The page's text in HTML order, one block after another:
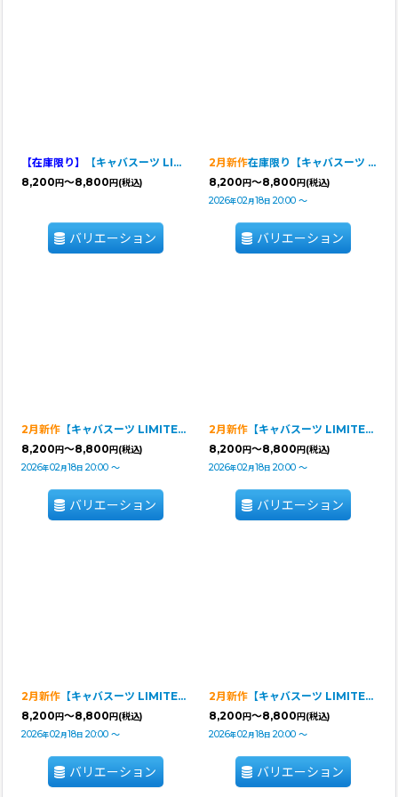
【在庫限り】
【キャバスーツ LIMITED】MANGA STREET（マンガストリート）
8,200円～8,800円(税込)
バリエーション
2月新作在庫限り【キャバスーツ LIMITED】Airy SMOCK：ZEBRA・BROWN
8,200円～8,800円(税込)
2026年02月18日 20:00 ～
バリエーション
2月新作 【キャバスーツ LIMITED】Airy SMOCK：ZEBRA・BLACK
8,200円～8,800円(税込)
2026年02月18日 20:00 ～
バリエーション
2月新作 【キャバスーツ LIMITED】Airy SMOCK：WHITE
8,200円～8,800円(税込)
2026年02月18日 20:00 ～
バリエーション
2月新作 【キャバスーツ LIMITED】Airy SMOCK：PINK
8,200円～8,800円(税込)
2026年02月18日 20:00 ～
バリエーション
2月新作 【キャバスーツ LIMITED】Airy SMOCK：MINT
8,200円～8,800円(税込)
2026年02月18日 20:00 ～
バリエーション